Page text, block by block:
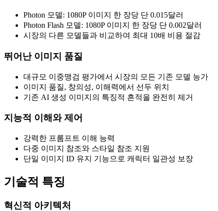
Photon 모델: 1080P 이미지 한 장당 단 0.015달러
Photon Flash 모델: 1080P 이미지 한 장당 단 0.002달러
시장의 다른 모델들과 비교하여 최대 10배 비용 절감
뛰어난 이미지 품질
대규모 이중맹검 평가에서 시장의 모든 기존 모델 능가
이미지 품질, 창의성, 이해력에서 선두 위치
기존 AI 생성 이미지의 특징적 흔적을 완전히 제거
지능적 이해와 제어
강력한 프롬프트 이해 능력
다중 이미지 참조와 스타일 참조 지원
단일 이미지 ID 유지 기능으로 캐릭터 일관성 보장
기술적 특징
혁신적 아키텍처